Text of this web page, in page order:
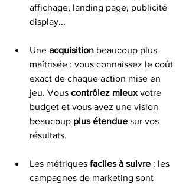
affichage, landing page, publicité
display...
Une acquisition beaucoup plus
maîtrisée : vous connaissez le coût
exact de chaque action mise en
jeu. Vous contrôlez mieux votre
budget et vous avez une vision
beaucoup plus étendue sur vos
résultats.
Les métriques faciles à suivre : les
campagnes de marketing sont